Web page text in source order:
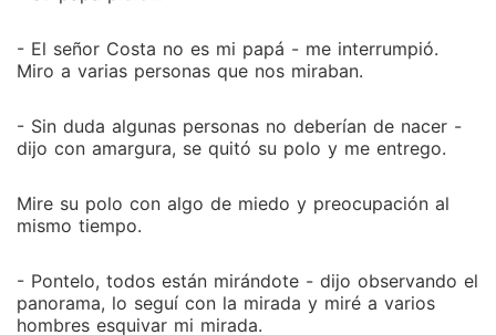
- El señor Costa no es mi papá - me interrumpió.
Miro a varias personas que nos miraban.
- Sin duda algunas personas no deberían de nacer -
dijo con amargura, se quitó su polo y me entrego.
Mire su polo con algo de miedo y preocupación al
mismo tiempo.
- Pontelo, todos están mirándote - dijo observando el
panorama, lo seguí con la mirada y miré a varios
hombres esquivar mi mirada.